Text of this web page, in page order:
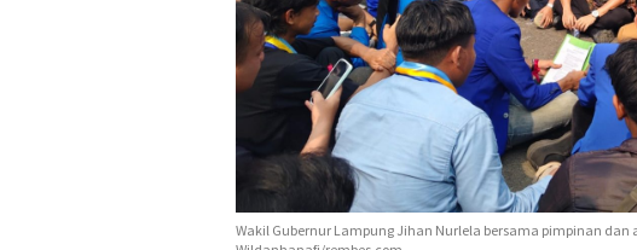
Wakil Gubernur Lampung Jihan Nurlela bersama pimpinan dan